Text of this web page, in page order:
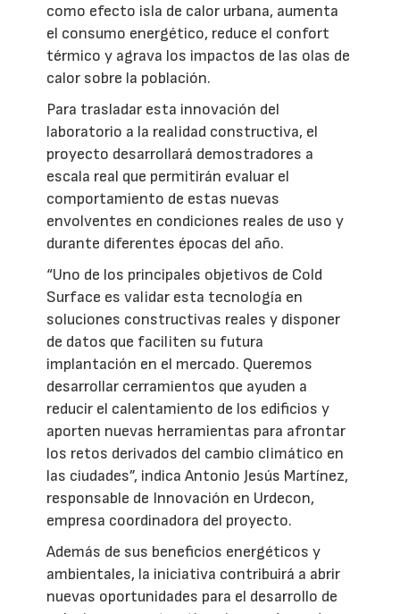
como efecto isla de calor urbana, aumenta
el consumo energético, reduce el confort
térmico y agrava los impactos de las olas de
calor sobre la población.
Para trasladar esta innovación del
laboratorio a la realidad constructiva, el
proyecto desarrollará demostradores a
escala real que permitirán evaluar el
comportamiento de estas nuevas
envolventes en condiciones reales de uso y
durante diferentes épocas del año.
“Uno de los principales objetivos de Cold
Surface es validar esta tecnología en
soluciones constructivas reales y disponer
de datos que faciliten su futura
implantación en el mercado. Queremos
desarrollar cerramientos que ayuden a
reducir el calentamiento de los edificios y
aporten nuevas herramientas para afrontar
los retos derivados del cambio climático en
las ciudades”, indica Antonio Jesús Martínez,
responsable de Innovación en Urdecon,
empresa coordinadora del proyecto.
Además de sus beneficios energéticos y
ambientales, la iniciativa contribuirá a abrir
nuevas oportunidades para el desarrollo de